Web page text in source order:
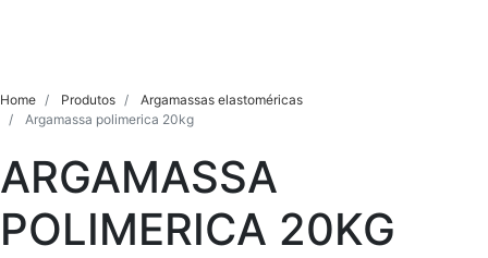
Home Produtos
Argamassas elastoméricas
Argamassa polimerica 20kg
ARGAMASSA
POLIMERICA 20KG